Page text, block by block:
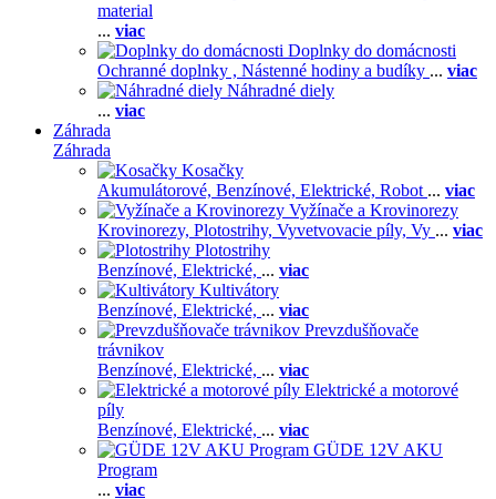
material
... viac
Doplnky do domácnosti
Ochranné doplnky , Nástenné hodiny a budíky ... viac
Náhradné diely
... viac
Záhrada
Záhrada
Kosačky
Akumulátorové, Benzínové, Elektrické, Robot ... viac
Vyžínače a Krovinorezy
Krovinorezy, Plotostrihy, Vyvetvovacie píly, Vy ... viac
Plotostrihy
Benzínové, Elektrické, ... viac
Kultivátory
Benzínové, Elektrické, ... viac
Prevzdušňovače
trávnikov
Benzínové, Elektrické, ... viac
Elektrické a motorové
píly
Benzínové, Elektrické, ... viac
GÜDE 12V AKU
Program
... viac